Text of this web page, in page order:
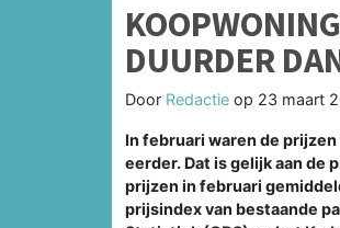
DUURDER
Door Redactie op 23 maart
In februari waren de
eerder. Dat is gelijk aan de
prijzen in februari
prijsindex van bestaande